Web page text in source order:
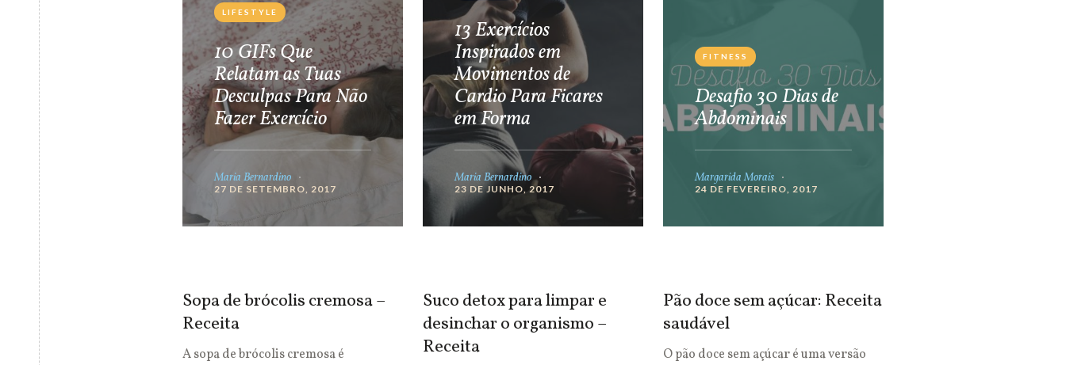
LIFESTYLE
10 GIFs Que
Relatam as Tuas
Desculpas Para Não
Fazer Exercício
Maria Bernardino
27 DE SETEMBRO, 2017
13 Exercícios
Inspirados em
Movimentos de
Cardio Para Ficares
em Forma
Maria Bernardino
23 DE JUNHO, 2017
FITNESS
Desafio 30 Dias de
Abdominais
Margarida Morais
24 DE FEVEREIRO, 2017
Sopa de brócolis cremosa –
Receita
A sopa de brócolis cremosa é
Suco detox para limpar e
desinchar o organismo –
Receita
Pão doce sem açúcar: Receita
saudável
O pão doce sem açúcar é uma versão